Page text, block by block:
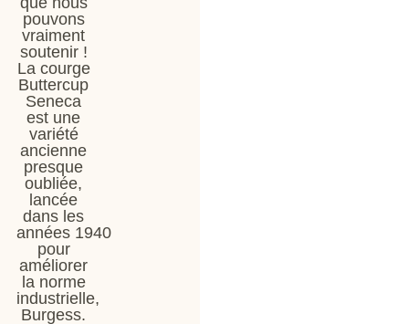
pouvons
vraiment
soutenir !
La courge
Buttercup
Seneca
est une
variété
ancienne
presque
oubliée,
lancée
dans les
années 1940
pour
améliorer
la norme
industrielle,
Burgess.